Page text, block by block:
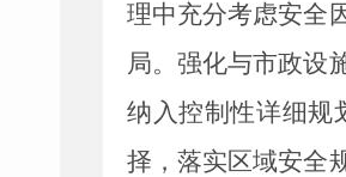
理中充分考虑安全
局。强化与市政设
纳入控制性详细规
择，落实区域安全